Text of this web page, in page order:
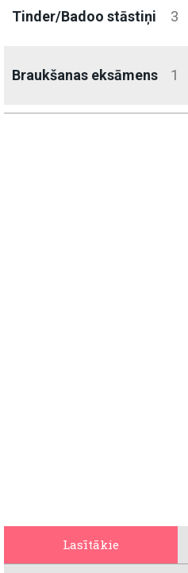
Tinder/Badoo stāstiņi 3
Braukšanas eksāmens 1
Lasītākie